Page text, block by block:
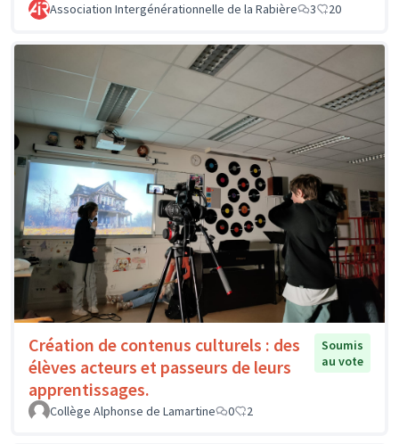
Association Intergénérationnelle de la Rabière
3 20
Création de contenus culturels : des
élèves acteurs et passeurs de leurs
apprentissages.
Soumis
au vote
Collège Alphonse de Lamartine 0 2